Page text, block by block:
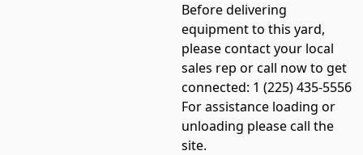
Before delivering
equipment to this yard,
please contact your local
sales rep or call now to get
connected: 1 (225) 435-5556
For assistance loading or
unloading please call the
site.